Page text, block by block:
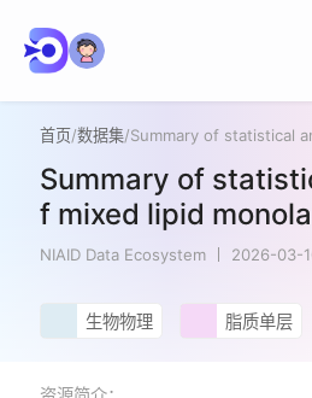
首页/数据集/
Summary of
f mixed lipid
NIAID Data Ecosystem 2026-03-
生物物理 脂质单层